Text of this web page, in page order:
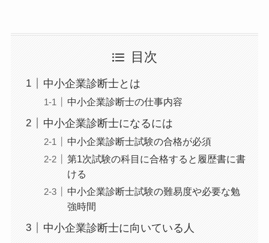
目次
中小企業診断士とは
中小企業診断士の仕事内容
中小企業診断士になるには
中小企業診断士試験の合格が必須
第1次試験の科目に合格すると履歴書に書
ける
中小企業診断士試験の難易度や必要な勉
強時間
中小企業診断士に向いている人